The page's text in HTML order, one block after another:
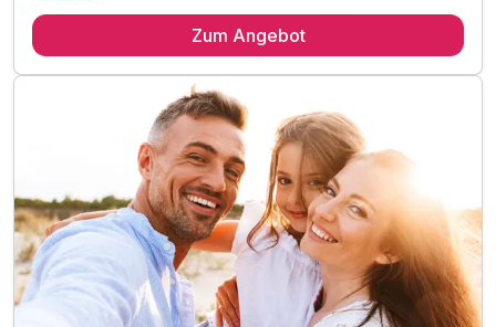
2 x reichhaltiges Frühstück vom Buffet
1 x Uhudler- oder Bierverkostung
1 x Uhudler-Frizzante zur Begrüßung
inkl. 20% Ermäßigung Therme Loipersdorf*
1 Einheit: Embodiment-Core Training mit Marion**
Tipp: geführte E-Bike Tour Naturpark Raab
Zum Angebot